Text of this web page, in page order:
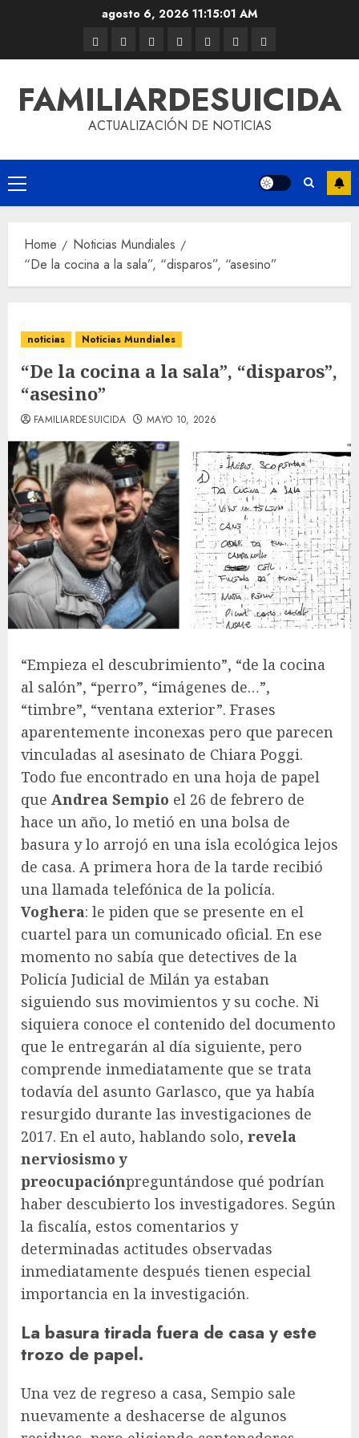
agosto 6, 2026 11:15:01 AM
FAMILIARDESUICIDA
ACTUALIZACIÓN DE NOTICIAS
Home
Noticias Mundiales
“De la cocina a la sala”, “disparos”, “asesino”
noticias Noticias Mundiales
“De la cocina a la sala”, “disparos”,
“asesino”
FAMILIARDESUICIDA MAYO 10, 2026
“Empieza el descubrimiento”, “de la cocina
al salón”, “perro”, “imágenes de…”,
“timbre”, “ventana exterior”. Frases
aparentemente inconexas pero que parecen
vinculadas al asesinato de Chiara Poggi.
Todo fue encontrado en una hoja de papel
que Andrea Sempio el 26 de febrero de
hace un año, lo metió en una bolsa de
basura y lo arrojó en una isla ecológica lejos
de casa. A primera hora de la tarde recibió
una llamada telefónica de la policía.
Voghera: le piden que se presente en el
cuartel para un comunicado oficial. En ese
momento no sabía que detectives de la
Policía Judicial de Milán ya estaban
siguiendo sus movimientos y su coche. Ni
siquiera conoce el contenido del documento
que le entregarán al día siguiente, pero
comprende inmediatamente que se trata
todavía del asunto Garlasco, que ya había
resurgido durante las investigaciones de
2017. En el auto, hablando solo, revela
nerviosismo y
preocupaciónpreguntándose qué podrían
haber descubierto los investigadores. Según
la fiscalía, estos comentarios y
determinadas actitudes observadas
inmediatamente después tienen especial
importancia en la investigación.
La basura tirada fuera de casa y este
trozo de papel.
Una vez de regreso a casa, Sempio sale
nuevamente a deshacerse de algunos